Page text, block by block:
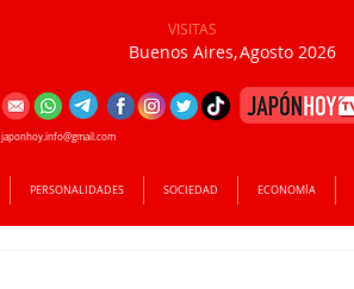
VISITAS
Buenos Aires,Agosto 2026
PERSONALIDADES SOCIEDAD ECONOMÍA
japonhoy.info@gmail.com